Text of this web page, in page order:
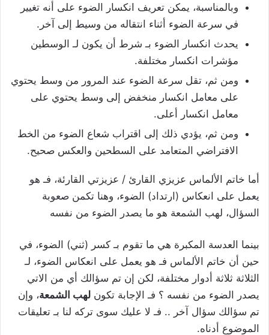
وبالمناسبة، يمكن تعريف انكسار الضوء على أنه تغيير
في سرعة الضوء أثناء انتقاله من وسيط إلى آخر.
يحدث انكسار الضوء بـ شرط أن يكون لـ الوسطين
مؤشرات انكسار مختلفة.
ومن ثم، تقل سرعة الضوء عند المرور من وسط يحتوي
على معامل انكسار منخفض إلى وسط يحتوي على
معامل انكسار أعلى.
ومن ثم، يؤدي ذلك إلى اقتراب شعاع الضوء من الخط
الافتراضي المتعامد على السطحين والعكس صحيح.
أما خاتم الألماس عزيزي القارئ / عزيزتي القارئة، فـ هو
يعمل على انعكاس (ارتداد) الضوء، وهنا تكمن صعوبة
السؤال، لهب الشمعة هو ما يصدر الضوء من نفسه
بينما العدسة المكبرة هي ما تقوم بـ كسر (ثني) الضوء، في
حين أن خاتم الألماس فـ هو يعمل على انعكاس الضوء، لـ
الثلاثة ثلاثة أدوار مختلفة، لكن إن تم سؤالك أي من الاتي
يصدر الضوء من نفسه ؟ فـ الإجابة تكون لهب الشمعة، وإن
تم سؤالك سؤال آخر .. فـ لا عليك سوى تركه لنا بـ تعليقات
الموضوع أدناه.